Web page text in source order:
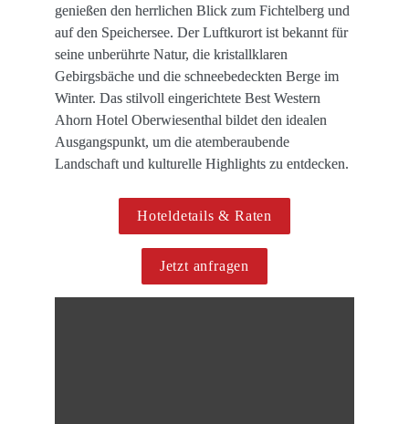
genießen den herrlichen Blick zum Fichtelberg und
auf den Speichersee. Der Luftkurort ist bekannt für
seine unberührte Natur, die kristallklaren
Gebirgsbäche und die schneebedeckten Berge im
Winter. Das stilvoll eingerichtete Best Western
Ahorn Hotel Oberwiesenthal bildet den idealen
Ausgangspunkt, um die atemberaubende
Landschaft und kulturelle Highlights zu entdecken.
Hoteldetails & Raten
Jetzt anfragen